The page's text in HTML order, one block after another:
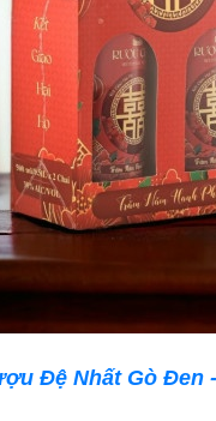
Đệ Nhất Gò Đen